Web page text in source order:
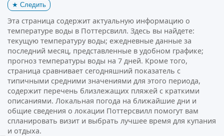
★ Следить
Эта страница содержит актуальную информацию о
температуре воды в Поттерсвилл. Здесь вы найдете:
текущую температуру воды; ежедневные данные за
последний месяц, представленные в удобном графике;
прогноз температуры воды на 7 дней. Кроме того,
страница сравнивает сегодняшний показатель с
типичными средними значениями для этого периода,
содержит перечень близлежащих пляжей с краткими
описаниями. Локальная погода на ближайшие дни и
общие сведения о локации Поттерсвилл помогут вам
спланировать визит и выбрать лучшее время для купания
и отдыха.